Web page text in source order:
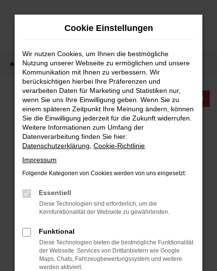
Zum
Startseite Fahrzeugangebote Fahrzeugangebote
KTW INTERNATIONAL
FAHRZEUGANGEBOTE
Beim Laden ist ein Fehler aufgetreten.
Hier sind ein paar Tipps, die dir helfen können:
Überprüfe deine Firewall und deine
Internetverbindung.
Laden andere Webseiten, zum Beispiel deine
Suchmaschine?
Cookie Einstellungen
Wir nutzen Cookies, um Ihnen die bestmögliche
Nutzung unserer Webseite zu ermöglichen und unsere
Kommunikation mit Ihnen zu verbessern. Wir
berücksichtigen hierbei Ihre Präferenzen und
verarbeiten Daten für Marketing und Statistiken nur,
wenn Sie uns Ihre Einwilligung geben. Wenn Sie zu
einem späteren Zeitpunkt Ihre Meinung ändern, können
Sie die Einwilligung jederzeit für die Zukunft widerrufen.
Weitere Informationen zum Umfang der
Datenverarbeitung finden Sie hier:
Datenschutzerklärung Cookie-Richtlinie
Impressum
Folgende Kategorien von Cookies werden von uns eingesetzt:
Essentiell
Diese Technologien sind erforderlich, um die
Kernfunktionalität der Webseite zu gewährleisten.
Funktional
Diese Technologien bieten die bestmögliche Funktionalität
der Webseite. Services von Drittanbietern wie Google
Maps, Chats, Fahrzeugbewertungssystem und weitere
werden aktiviert.